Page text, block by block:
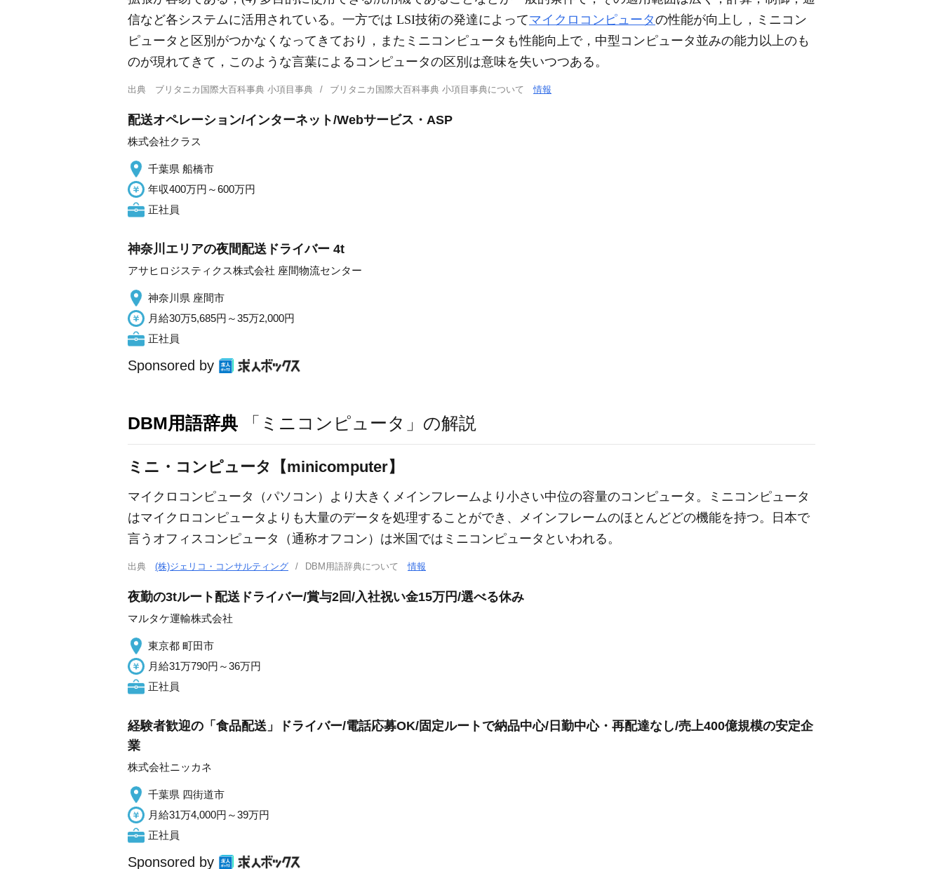
信など各システムに活用されている。一方では LSI技術の発達によってマイクロコンピュータの性能が向上し，ミニコン
ピュータと区別がつかなくなってきており，またミニコンピュータも性能向上で，中型コンピュータ並みの能力以上のも
のが現れてきて，このような言葉によるコンピュータの区別は意味を失いつつある。
出典 ブリタニカ国際大百科事典 小項目事典 ブリタニカ国際大百科事典 小項目事典について情報
配送オペレーション/インターネット/Webサービス・ASP
株式会社クラス
千葉県 船橋市
年収400万円～600万円
正社員
神奈川エリアの夜間配送ドライバー 4t
アサヒロジスティクス株式会社 座間物流センター
神奈川県 座間市
月給30万5,685円～35万2,000円
正社員
Sponsored by
DBM用語辞典 「ミニコンピュータ」の解説
ミニ・コンピュータ【minicomputer】
マイクロコンピュータ（パソコン）より大きくメインフレームより小さい中位の容量のコンピュータ。ミニコンピュータ
はマイクロコンピュータよりも大量のデータを処理することができ、メインフレームのほとんどどの機能を持つ。日本で
言うオフィスコンピュータ（通称オフコン）は米国ではミニコンピュータといわれる。
出典 (株)ジェリコ・コンサルティング DBM用語辞典について情報
夜勤の3tルート配送ドライバー/賞与2回/入社祝い金15万円/選べる休み
マルタケ運輸株式会社
東京都 町田市
月給31万790円～36万円
正社員
経験者歓迎の「食品配送」ドライバー/電話応募OK/固定ルートで納品中心/日勤中心・再配達なし/売上400億規模の安定企
業
株式会社ニッカネ
千葉県 四街道市
月給31万4,000円～39万円
正社員
Sponsored by